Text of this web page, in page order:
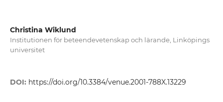
Christina Wiklund
Institutionen för beteendevetenskap och lärande, Linköpings
universitet
DOI: https://doi.org/10.3384/venue.2001-788X.13229